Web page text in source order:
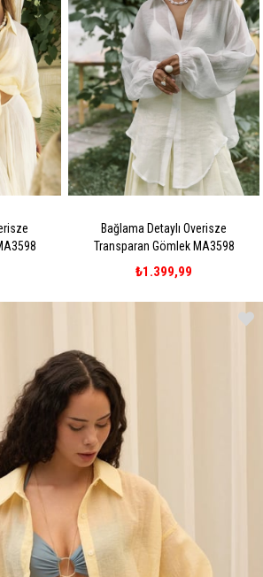
Bağlama Detaylı Overisze
Transparan Gömlek MA3598
₺1.399,99